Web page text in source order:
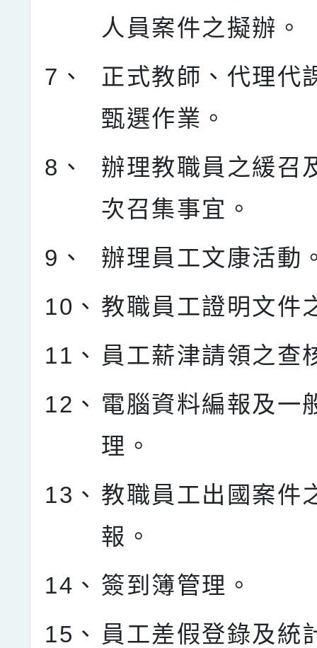
人員案件之擬辦。
7、
正式教師、代理代
甄選作業。
8、
辦理教職員之緩召
次召集事宜。
9、
辦理員工文康活動
10、 教職員工證明文件
11、 員工薪津請領之查
12、 電腦資料編報及一
理。
13、 教職員工出國案件
報。
14、 簽到簿管理。
15、 員工差假登錄及統